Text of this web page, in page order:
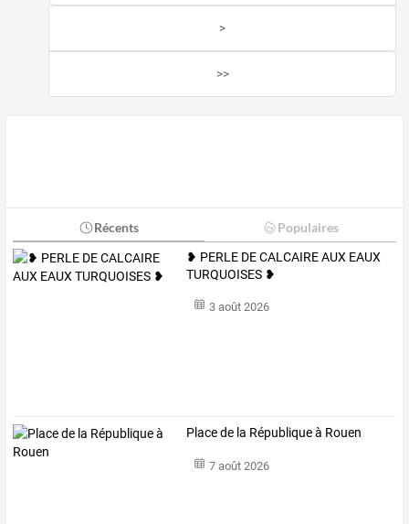
>
>>
Récents Populaires
❥ PERLE DE CALCAIRE AUX EAUX
TURQUOISES ❥
3 août 2026
Place de la République à Rouen
7 août 2026